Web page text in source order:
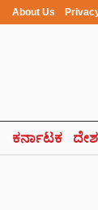
About Us
ಕರ್ನಾಟಕ ದೇಶ